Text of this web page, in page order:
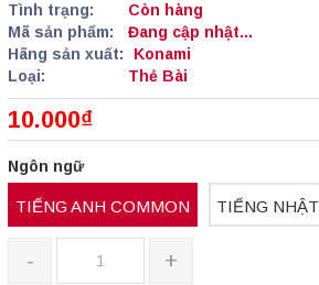
Tình trạng:
Còn hàng
Mã sản phẩm:
Đang cập nhật...
Hãng sản xuất:
Konami
Loại:
Thẻ Bài
10.000₫
Ngôn ngữ
TIẾNG ANH COMMON TIẾNG NHẬT
- +